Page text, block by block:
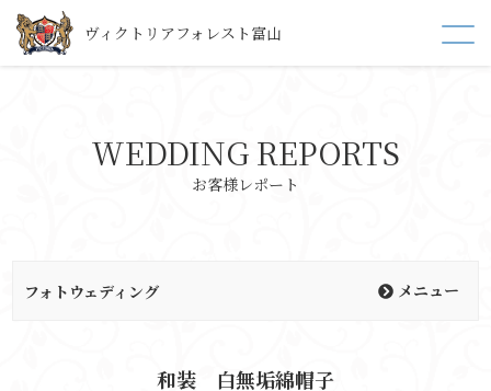
ヴィクトリアフォレスト富山
WEDDING REPORTS
お客様レポート
フォトウェディング メニュー
和装 白無垢綿帽子